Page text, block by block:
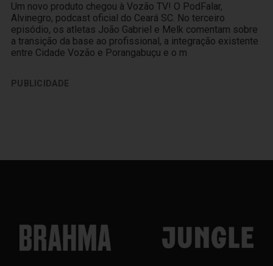
Um novo produto chegou à Vozão TV! O PodFalar,
Alvinegro, podcast oficial do Ceará SC. No terceiro
episódio, os atletas João Gabriel e Melk comentam sobre
a transição da base ao profissional, a integração existente
entre Cidade Vozão e Porangabuçu e o m
PUBLICIDADE